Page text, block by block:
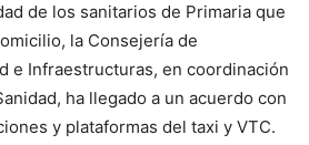
de los sanitarios de Primaria que
la Consejería de
e Infraestructuras, en coordinación
ha llegado a un acuerdo con
y plataformas del taxi y VTC.